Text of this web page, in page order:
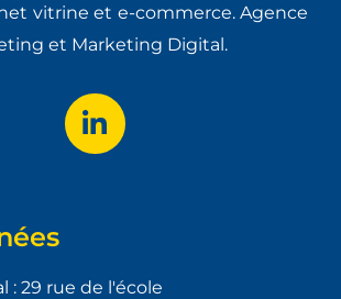
vitrine et e-commerce. Agence
et Marketing Digital.
: 29 rue de l'école